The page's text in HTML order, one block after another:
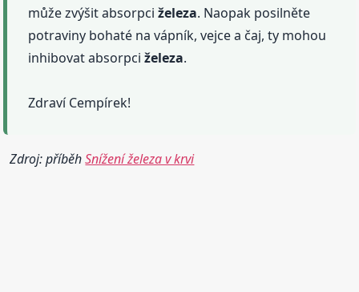
může zvýšit absorpciželeza. Naopak posilněte
potraviny bohaté na vápník, vejce a čaj, ty mohou
inhibovat absorpciželeza.
Zdraví Cempírek!
Zdroj: příběhSnížení železa v krvi